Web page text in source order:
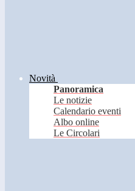
Novità
Panoramica
Le notizie
Calendario eventi
Albo online
Le Circolari